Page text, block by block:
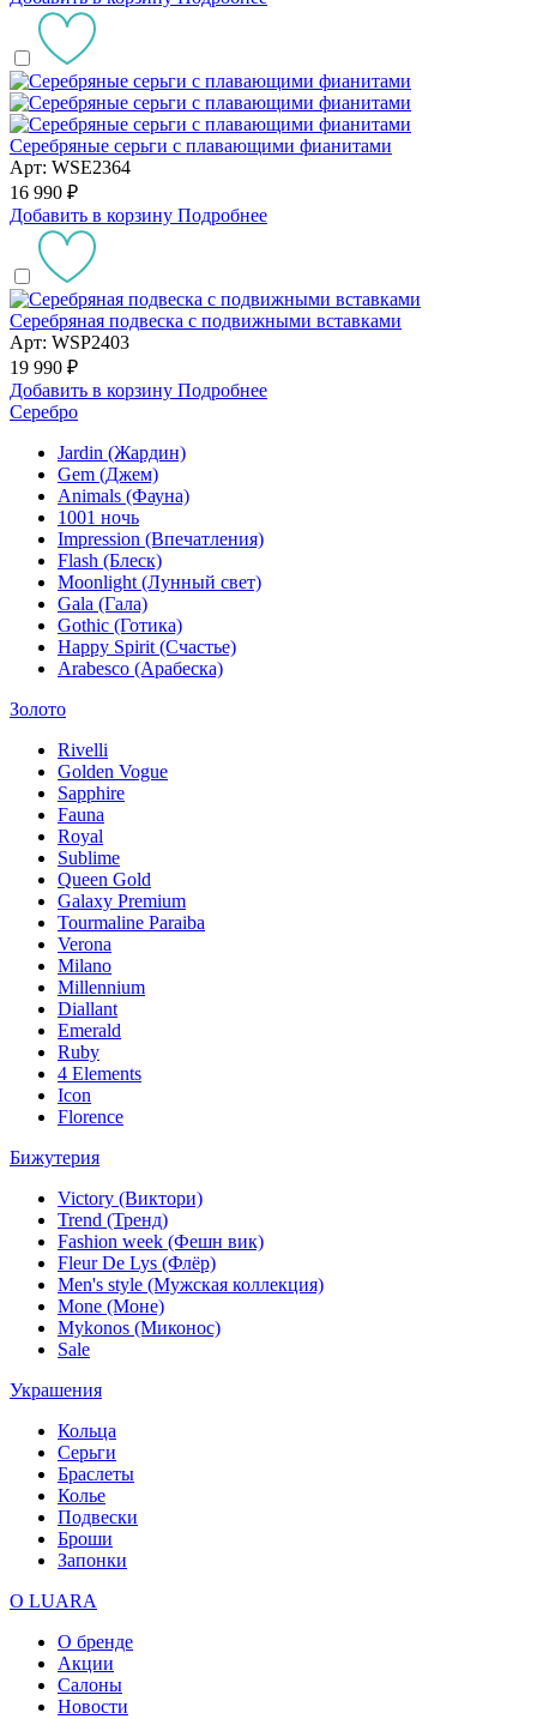
Серебряные серьги с плавающими фианитами
Арт: WSE2364
16 990 ₽
Добавить в корзину Подробнее
Серебряная подвеска с подвижными вставками
Арт: WSP2403
19 990 ₽
Добавить в корзину Подробнее
Серебро
Jardin (Жардин)
Gem (Джем)
Animals (Фауна)
1001 ночь
Impression (Впечатления)
Flash (Блеск)
Moonlight (Лунный свет)
Gala (Гала)
Gothic (Готика)
Happy Spirit (Счастье)
Arabesco (Арабеска)
Золото
Rivelli
Golden Vogue
Sapphire
Fauna
Royal
Sublime
Queen Gold
Galaxy Premium
Tourmaline Paraiba
Verona
Milano
Millennium
Diallant
Emerald
Ruby
4 Elements
Icon
Florence
Бижутерия
Victory (Виктори)
Trend (Тренд)
Fashion week (Фешн вик)
Fleur De Lys (Флёр)
Men's style (Мужская коллекция)
Mone (Моне)
Mykonos (Миконос)
Sale
Украшения
Кольца
Серьги
Браслеты
Колье
Подвески
Броши
Запонки
О LUARA
О бренде
Акции
Салоны
Новости